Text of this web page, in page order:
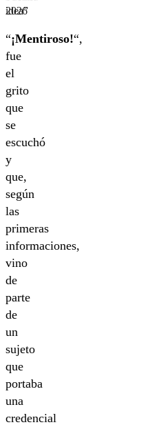
2026
idea”
“¡Mentiroso!“,
fue
el
grito
que
se
escuchó
y
que,
según
las
primeras
informaciones,
vino
de
parte
de
un
sujeto
que
portaba
una
credencial